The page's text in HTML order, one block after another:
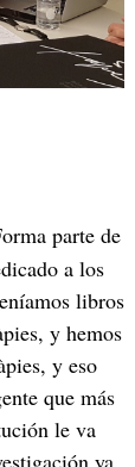
parte de
a los
libros
y hemos
y eso
que más
le va